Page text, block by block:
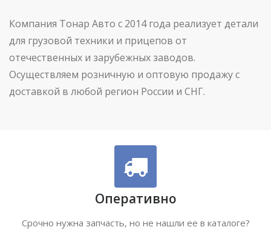
Компания Тонар Авто с 2014 года реализует детали
для грузовой техники и прицепов от
отечественных и зарубежных заводов.
Осуществляем розничную и оптовую продажу с
доставкой в любой регион России и СНГ.
Оперативно
Срочно нужна запчасть, но не нашли ее в каталоге?